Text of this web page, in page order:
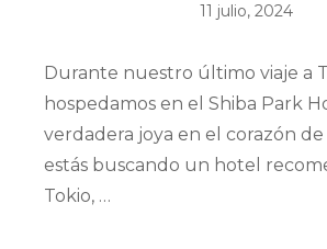
11 julio, 2024
Durante nuestro último viaje a
hospedamos en el Shiba Park
verdadera joya en el corazón de
estás buscando un hotel
Tokio, …